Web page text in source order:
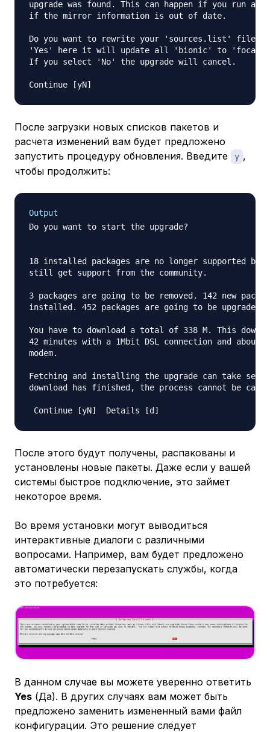
upgrade was found. This can happen if you run
if the mirror information is out of date.
Do you want to rewrite your 'sources.list' file
'Yes' here it will update all 'bionic' to 'focal'
If you select 'No' the upgrade will cancel.
После загрузки новых списков пакетов и
расчета изменений вам будет предложено
запустить процедуру обновления. Введите
y ,
чтобы продолжить:
Output
Do you want to start the upgrade?
18 installed packages are no longer supported by
still get support from the community.
3 packages are going to be removed. 142 new
installed. 452 packages are going to be upgraded.
You have to download a total of 338 M. This
42 minutes with a 1Mbit DSL connection and about
modem.
Fetching and installing the upgrade can take
download has finished, the process cannot be
После этого будут получены, распакованы и
установлены новые пакеты. Даже если у вашей
системы быстрое подключение, это займет
некоторое время.
Во время установки могут выводиться
интерактивные диалоги с различными
вопросами. Например, вам будет предложено
автоматически перезапускать службы, когда
это потребуется:
В данном случае вы можете уверенно ответить
Yes (Да). В других случаях вам может быть
предложено заменить измененный вами файл
конфигурации. Это решение следует